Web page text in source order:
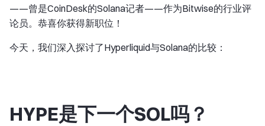
——曾是CoinDesk的Solana记者——作为Bitwise的行业评
论员。恭喜你获得新职位！
今天，我们深入探讨了Hyperliquid与Solana的比较：
HYPE是下一个SOL吗？